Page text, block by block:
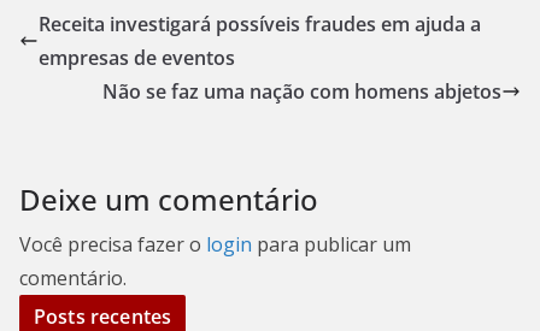
Receita investigará possíveis fraudes em ajuda a
empresas de eventos
Não se faz uma nação com homens abjetos
Deixe um comentário
Você precisa fazer o login para publicar um
comentário.
Posts recentes